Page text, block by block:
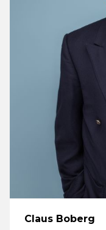
Claus Boberg